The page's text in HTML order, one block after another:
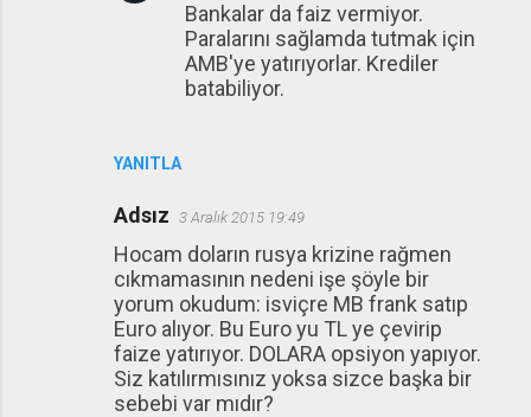
YANITLA
Bankalar da faiz vermiyor.
Paralarını sağlamda tutmak için
AMB'ye yatırıyorlar. Krediler
batabiliyor.
Adsız 3 Aralık 2015 19:49
Hocam doların rusya krizine rağmen
cıkmamasının nedeni işe şöyle bir
yorum okudum: isviçre MB frank satıp
Euro alıyor. Bu Euro yu TL ye çevirip
faize yatırıyor. DOLARA opsiyon yapıyor.
Siz katılırmısınız yoksa sizce başka bir
sebebi var mıdır?